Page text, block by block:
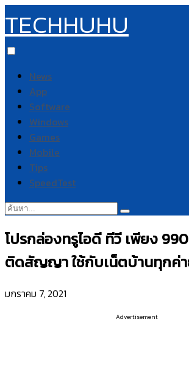
TECHHUHU
News
App
Software
Windows
Games
Mobile
Tips
SpeedTest
ค้นหา:
โปรกล่องทรูไอดี ทีวี เพียง
ติดสัญญา ใช้กับเน็ตบ้านทุกค่
มกราคม 7, 2021
Advertisement